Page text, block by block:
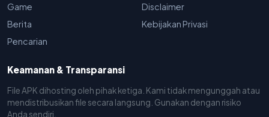
Game
Berita
Pencarian
Disclaimer
Kebijakan Privasi
Keamanan & Transparansi
File APK dihosting oleh pihak ketiga. Kami tidak mengunggah atau
mendistribusikan file secara langsung. Gunakan dengan risiko
Anda sendiri.